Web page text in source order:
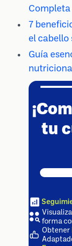
7
el cabello
Guía
tu
forma
Obtener